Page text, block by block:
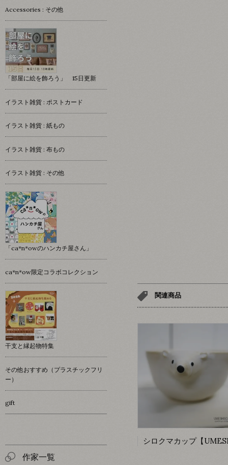
関連商品
Accessories : その他
「部屋に絵を飾ろう」 15日更新
イラスト雑貨 : ポストカード
イラスト雑貨 : 紙もの
イラスト雑貨 : 布もの
イラスト雑貨 : その他
「ca*n*owのハンカチ屋さん」
ca*n*ow限定コラボコレクション
干支と縁起物特集
その他おすすめ（プラスチックフリ
ー）
gift
作家一覧